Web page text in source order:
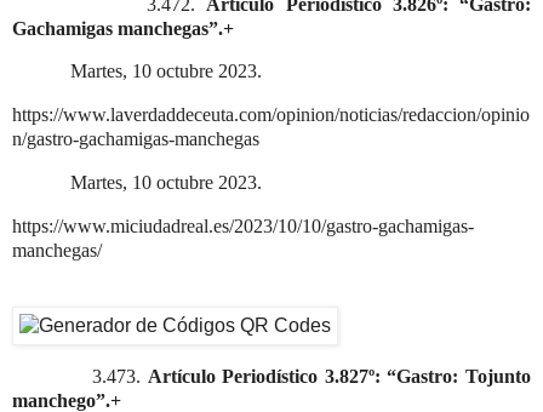
Gachamigas manchegas”.+
Martes, 10 octubre 2023.
https://www.laverdaddeceuta.com/opinion/noticias/redaccion/opinio
n/gastro-gachamigas-manchegas
Martes, 10 octubre 2023.
https://www.miciudadreal.es/2023/10/10/gastro-gachamigas-
manchegas/
3.473. Artículo Periodístico 3.827º: “Gastro: Tojunto
manchego”.+